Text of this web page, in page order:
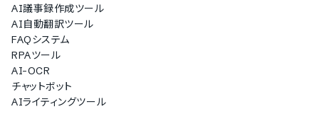
AI議事録作成ツール
AI自動翻訳ツール
FAQシステム
RPAツール
AI-OCR
チャットボット
AIライティングツール